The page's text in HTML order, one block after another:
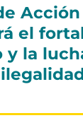
Acción
el
y la